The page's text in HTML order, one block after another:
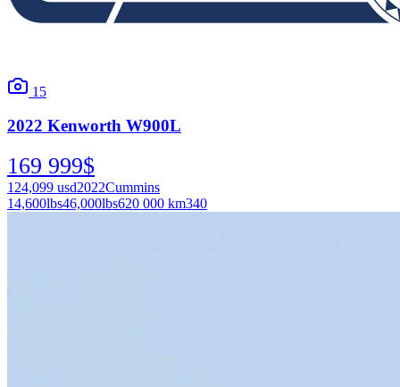
15
2022 Kenworth W900L
169 999$
124,099 usd2022Cummins
14,600lbs46,000lbs620 000 km340